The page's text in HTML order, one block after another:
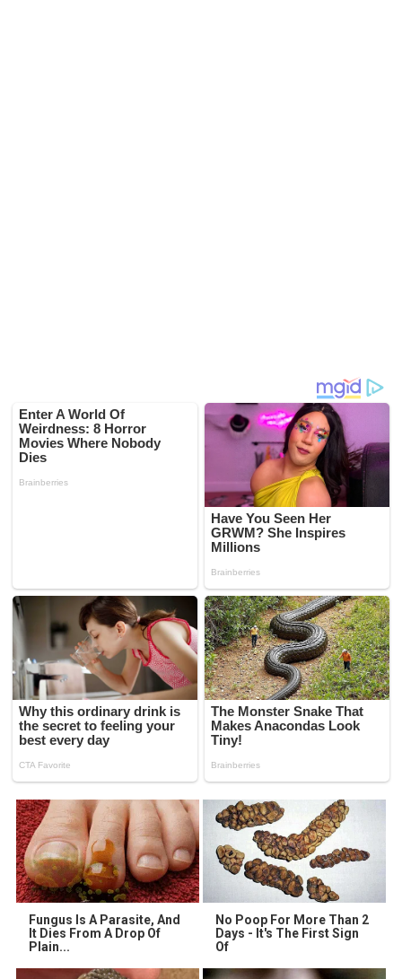
Fungus Is A Parasite, And
It Dies From A Drop Of
Plain...
No Poop For More Than 2
Days - It's The First Sign
Of